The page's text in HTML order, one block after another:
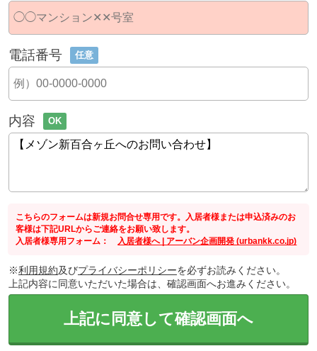
電話番号 任意
内容 OK
こちらのフォームは新規お問合せ専用です。入居者様または申込済みのお
客様は下記URLからご連絡をお願い致します。
入居者様専用フォーム： 入居者様へ | アーバン企画開発 (urbankk.co.jp)
※利用規約及びプライバシーポリシーを必ずお読みください。
上記内容に同意いただいた場合は、確認画面へお進みください。
上記に同意して確認画面へ